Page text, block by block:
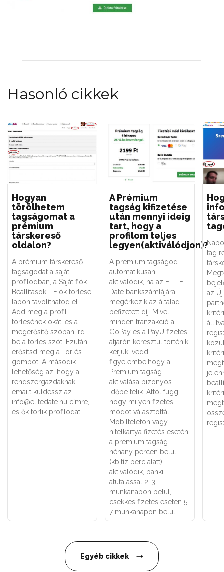
Hasonló cikkek
Hogyan
törölhetem
tagságomat a
prémium
társkereső
oldalon?
A prémium társkereső
tagságodat a saját
profilodban, a Saját fiók -
Beállítások - Fiók törlése
lapon távolíthatod el.
Add meg a profil
törlésének okát, és a
megerősítő szóban írd
be a törlés szót. Ezután
erősítsd meg a Törlés
gombot. A második
lehetőség az, hogy a
rendszergazdáknak
emailt küldessz az
info@elitedate.hu címre,
és ők törlik profilodat.
A Prémium
tagság kifizetése
után mennyi ideig
tart, hogy a
profilom teljes
legyen(aktiválódjon)?
A prémium tagságod
automatikusan
aktiválódik, ha az ELITE
Date bankszámlájára
megérkezik az általad
befizetett díj. Mivel
minden tranzakció a
GoPay és a PayU fizetési
átjárón keresztül történik,
kérjük, vedd
figyelembe,hogy a
Prémium tagság
aktiválása bizonyos
időbe telik. Attól függ,
hogy milyen fizetési
módot választottál.
Mobiltelefon vagy
hitelkártya fizetés esetén
a prémium tagság
néhány percen belül
(kb.tíz perc alatt)
aktiválódik, banki
átutalással 2-3
munkanapon belül,
csekkes fizetés esetén 5-
7 munkanapon belül.
tag
az
Egyéb cikkek